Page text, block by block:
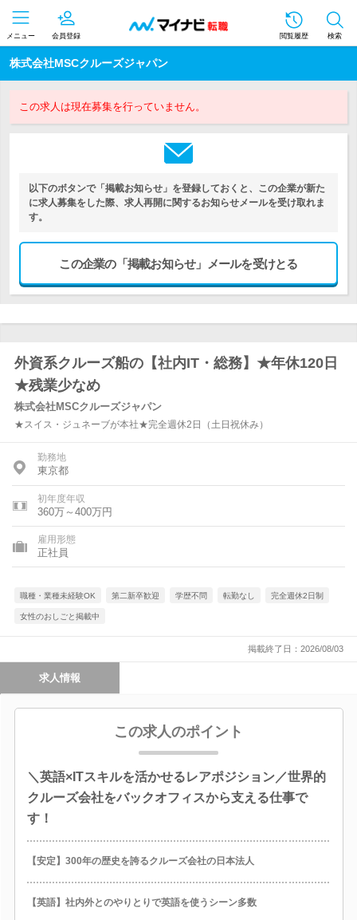
メニュー 会員登録 閲覧履歴 検索
株式会社MSCクルーズジャパン
この求人は現在募集を行っていません。
以下のボタンで「掲載お知らせ」を登録しておくと、この企業が新た
に求人募集をした際、求人再開に関するお知らせメールを受け取れま
す。
この企業の「掲載お知らせ」メールを受けとる
外資系クルーズ船の【社内IT・総務】★年休120日
★残業少なめ
株式会社MSCクルーズジャパン
★スイス・ジュネーブが本社★完全週休2日（土日祝休み）
勤務地
東京都
初年度年収
360万～400万円
雇用形態
正社員
職種・業種未経験OK 第二新卒歓迎 学歴不問 転勤なし 完全週休2日制
女性のおしごと掲載中
掲載終了日：2026/08/03
求人情報
この求人のポイント
＼英語×ITスキルを活かせるレアポジション／世界的
クルーズ会社をバックオフィスから支える仕事で
す！
【安定】300年の歴史を誇るクルーズ会社の日本法人
【英語】社内外とのやりとりで英語を使うシーン多数